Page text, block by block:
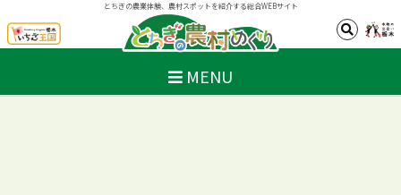
とちぎの農業体験、農村スポットを紹介する総合WEBサイト
MENU